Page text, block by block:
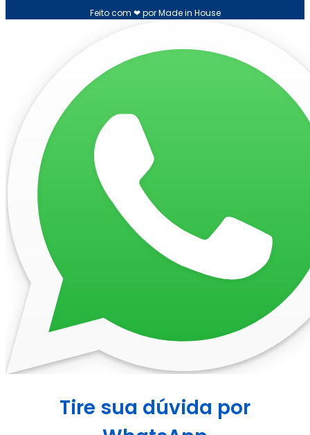
Feito com ❤ por Made in House
Tire sua dúvida por